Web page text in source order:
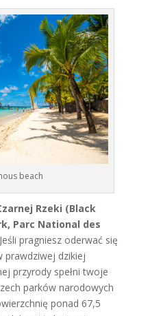
beach
Rzeki (Black
Parc National des
Jeśli pragniesz oderwać się
prawdziwej dzikiej
przyrody spełni twoje
parków narodowych
ponad 67,5